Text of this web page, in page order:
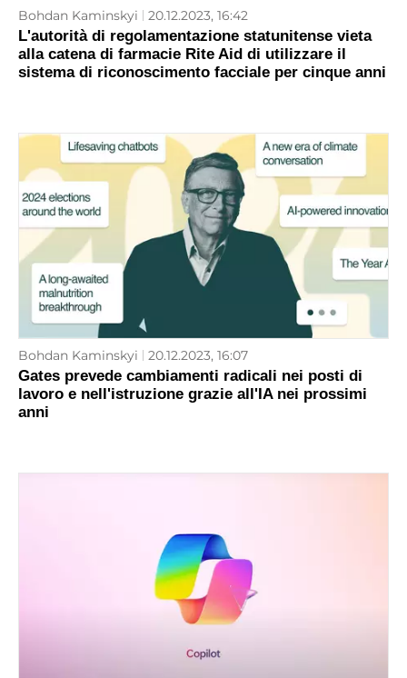
Bohdan Kaminskyi 20.12.2023, 16:42
L'autorità di regolamentazione statunitense vieta
alla catena di farmacie Rite Aid di utilizzare il
sistema di riconoscimento facciale per cinque anni
Bohdan Kaminskyi 20.12.2023, 16:07
Gates prevede cambiamenti radicali nei posti di
lavoro e nell'istruzione grazie all'IA nei prossimi
anni